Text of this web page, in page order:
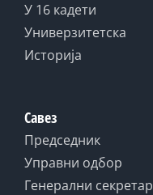
У 16 кадети
Универзитетска
Историја
Савез
Председник
Управни одбор
Генерални секретар